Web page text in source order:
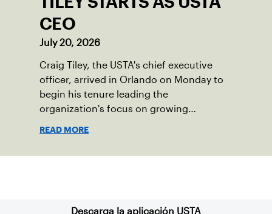
CEO
July 20, 2026
Craig Tiley, the USTA's chief executive
officer, arrived in Orlando on Monday to
begin his tenure leading the
organization's focus on growing
READ MORE
Descarga la aplicación USTA